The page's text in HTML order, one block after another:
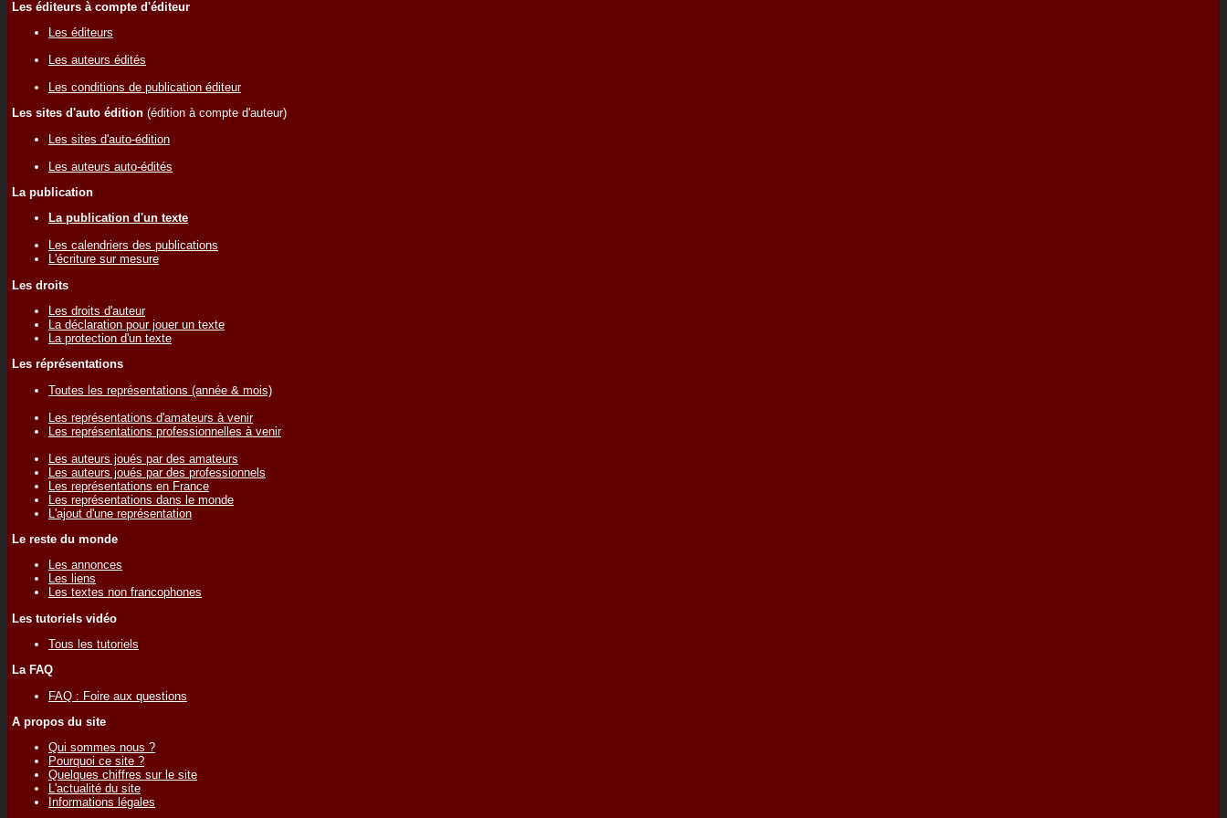
Les éditeurs à compte d'éditeur
Les éditeurs
Les auteurs édités
Les conditions de publication éditeur
Les sites d'auto édition (édition à compte d'auteur)
Les sites d'auto-édition
Les auteurs auto-édités
La publication
La publication d'un texte
Les calendriers des publications
L'écriture sur mesure
Les droits
Les droits d'auteur
La déclaration pour jouer un texte
La protection d'un texte
Les réprésentations
Toutes les représentations (année & mois)
Les représentations d'amateurs à venir
Les représentations professionnelles à venir
Les auteurs joués par des amateurs
Les auteurs joués par des professionnels
Les représentations en France
Les représentations dans le monde
L'ajout d'une représentation
Le reste du monde
Les annonces
Les liens
Les textes non francophones
Les tutoriels vidéo
Tous les tutoriels
La FAQ
FAQ : Foire aux questions
A propos du site
Qui sommes nous ?
Pourquoi ce site ?
Quelques chiffres sur le site
L'actualité du site
Informations légales